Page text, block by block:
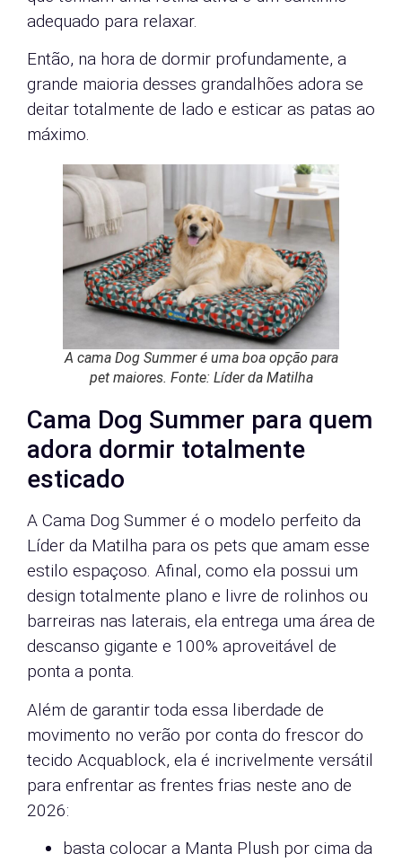
adequado para relaxar.
Então, na hora de dormir profundamente, a
grande maioria desses grandalhões adora se
deitar totalmente de lado e esticar as patas ao
máximo.
A cama Dog Summer é uma boa opção para
pet maiores. Fonte: Líder da Matilha
Cama Dog Summer para quem
adora dormir totalmente
esticado
A Cama Dog Summer é o modelo perfeito da
Líder da Matilha para os pets que amam esse
estilo espaçoso. Afinal, como ela possui um
design totalmente plano e livre de rolinhos ou
barreiras nas laterais, ela entrega uma área de
descanso gigante e 100% aproveitável de
ponta a ponta.
Além de garantir toda essa liberdade de
movimento no verão por conta do frescor do
tecido Acquablock, ela é incrivelmente versátil
para enfrentar as frentes frias neste ano de
2026:
basta colocar a Manta Plush por cima da